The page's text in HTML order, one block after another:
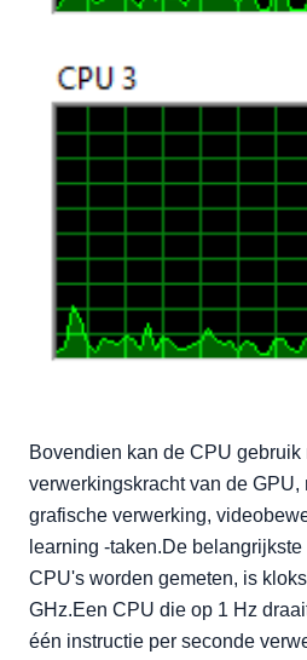
Bovendien kan de CPU gebruik
verwerkingskracht van de GPU,
grafische verwerking,
learning -taken.De
CPU's worden gemeten, is
GHz.Een CPU die op 1 Hz
één instructie per seconde